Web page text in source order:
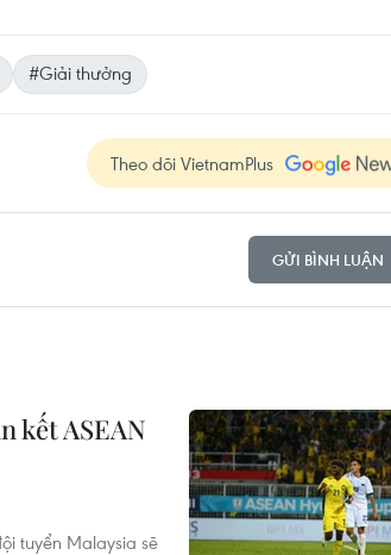
#Giải thưởng
Theo dõi VietnamPlus
GỬI BÌNH LUẬN
kết ASEAN
tuyển Malaysia sẽ